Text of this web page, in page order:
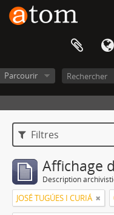
Parcourir
Filtres
Affichage
Description
JOSÉ TUGÚES I CURIÁ